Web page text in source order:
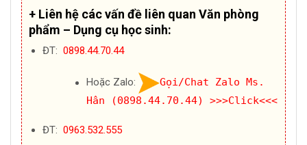
+ Liên hệ các vấn đề liên quan Văn phòng
phẩm – Dụng cụ học sinh:
ĐT: 0898.44.70.44
Hoặc Zalo:
Gọi/Chat Zalo Ms.
Hân (0898.44.70.44)
>>>Click<<<
ĐT: 0963.532.555